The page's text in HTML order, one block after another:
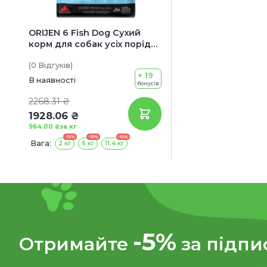
ORIJEN 6 Fish Dog Сухий
корм для собак усіх порід
сардиною, макреллю,
хеком, камбалою, окунем та
(0 Відгуків)
В наявності
2268.31 ₴
1928.06 ₴
за кг
964.00 ₴
+ 19
бонусів
Вага:
-15%
2 кг
-15%
6 кг
-15%
11.4 кг
Отримайте -5% за